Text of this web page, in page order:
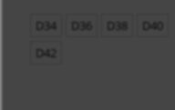
D34 D36 D38
D40
D42